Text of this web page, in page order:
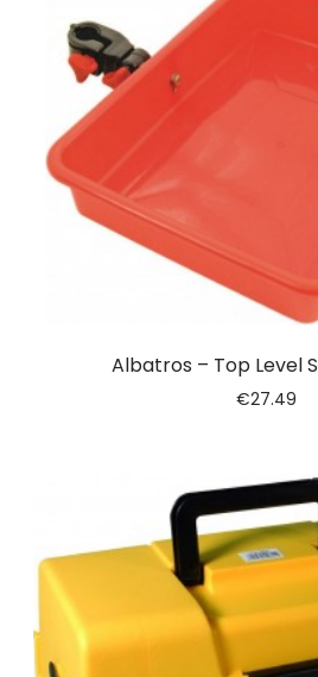
Albatros – Top Level
€27.49